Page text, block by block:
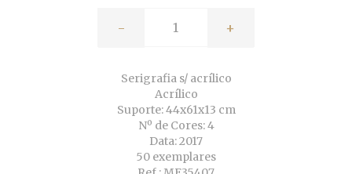
- +
Serigrafia s/ acrílico
Acrílico
Suporte: 44x61x13 cm
Nº de Cores: 4
Data: 2017
50 exemplares